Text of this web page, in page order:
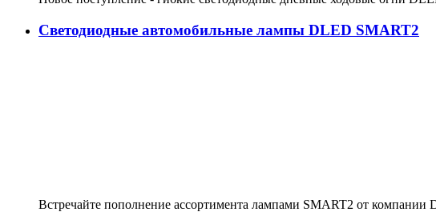
Светодиодные автомобильные лампы DLED SMART2
Встречайте пополнение ассортимента лампами SMART2 от компании